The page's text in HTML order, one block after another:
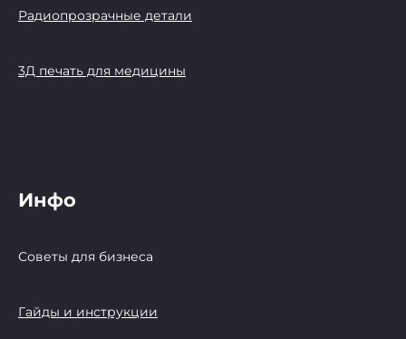
Радиопрозрачные детали
3Д печать для медицины
Инфо
Советы для бизнеса
Гайды и инструкции